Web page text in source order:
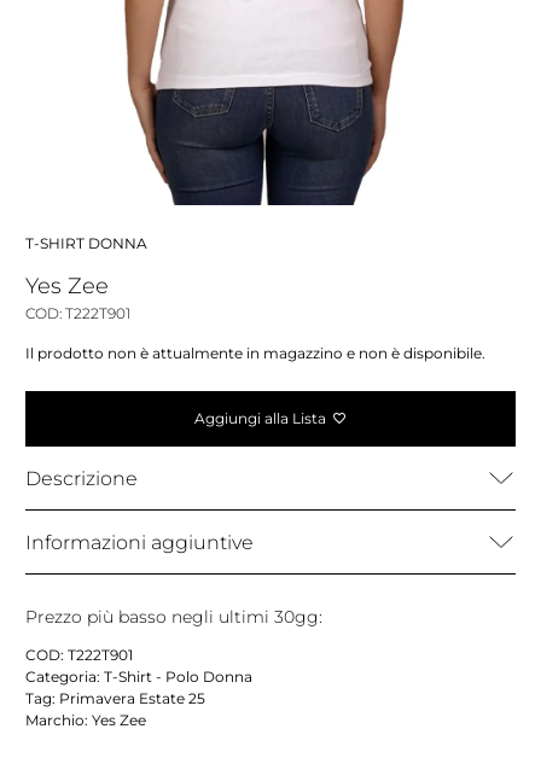
T-SHIRT DONNA
Yes Zee
COD: T222T901
Il prodotto non è attualmente in magazzino e non è disponibile.
Aggiungi alla Lista
Descrizione
Informazioni aggiuntive
Prezzo più basso negli ultimi 30gg:
COD: T222T901
Categoria: T-Shirt - Polo Donna
Tag: Primavera Estate 25
Marchio: Yes Zee